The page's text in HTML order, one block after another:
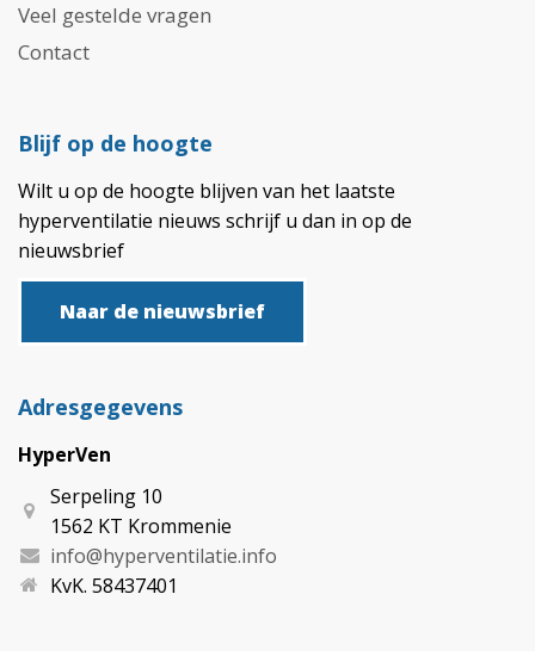
Veel gestelde vragen
Contact
Blijf op de hoogte
Wilt u op de hoogte blijven van het laatste
hyperventilatie nieuws schrijf u dan in op de
nieuwsbrief
Naar de nieuwsbrief
Adresgegevens
HyperVen
Serpeling 10
1562 KT Krommenie
info@hyperventilatie.info
KvK. 58437401